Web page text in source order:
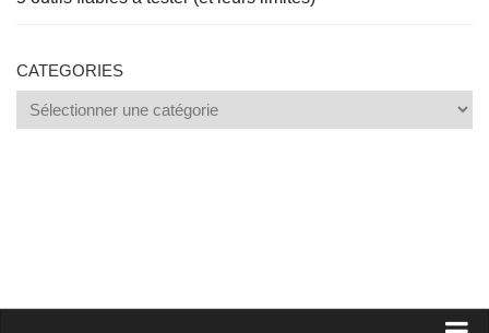
CATEGORIES
Categories